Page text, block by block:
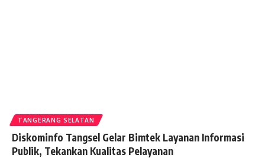
TANGERANG SELATAN
Diskominfo Tangsel Gelar Bimtek Layanan Informasi
Publik, Tekankan Kualitas Pelayanan